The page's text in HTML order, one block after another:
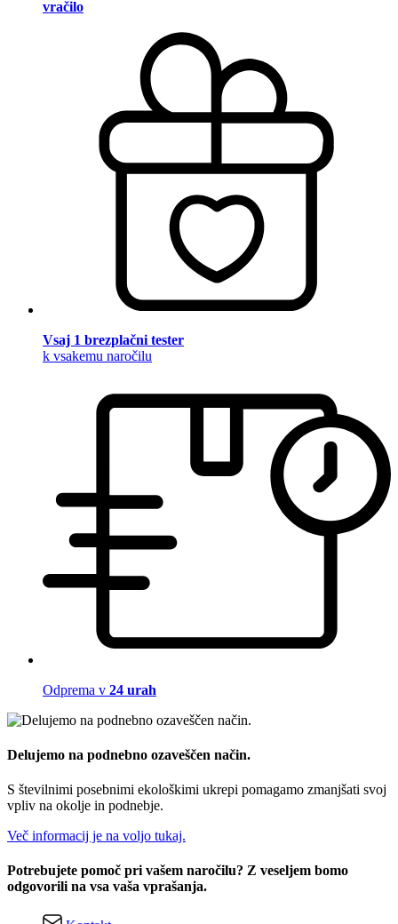
vračilo
Vsaj 1 brezplačni tester
k vsakemu naročilu
Odprema v 24 urah
Delujemo na podnebno ozaveščen način.
S številnimi posebnimi ekološkimi ukrepi pomagamo zmanjšati svoj
vpliv na okolje in podnebje.
Več informacij je na voljo tukaj.
Potrebujete pomoč pri vašem naročilu? Z veseljem bomo
odgovorili na vsa vaša vprašanja.